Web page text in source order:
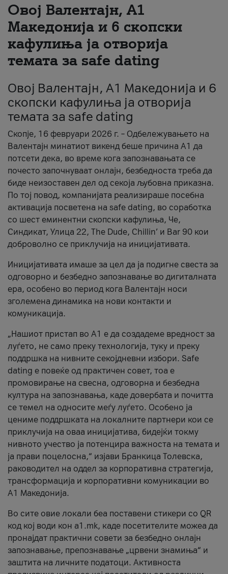
Овој Валентајн, A1
Македонија и 6 скопски
кафулиња ја отворија
темата за safe dating
Овој Валентајн, A1 Македонија и 6
скопски кафулиња ја отворија
темата за safe dating
Скопје, 16 февруари 2026 г. – Одбележувањето на
Валентајн минатиот викенд беше причина А1 да
потсети дека, во време кога запознавањата се
почесто започнуваат онлајн, безбедноста треба да
биде неизоставен дел од секоја љубовна приказна.
По тој повод, компанијата реализираше посебна
активација посветена на safe dating, во соработка
со шест еминентни скопски кафулиња, Че,
Синдикат, Улица 22, The Dude, Chillin’ и Bar 90 кои
доброволно се приклучија на иницијативата.
Иницијативата имаше за цел да ја подигне свеста за
одговорно и безбедно запознавање во дигиталната
ера, особено во период кога Валентајн носи
зголемена динамика на нови контакти и
комуникација.
„Нашиот пристап во А1 е да создадеме вредност за
луѓето, не само преку технологија, туку и преку
поддршка на нивните секојдневни избори. Safe
dating е повеќе од практичен совет, тоа е
промовирање на свесна, одговорна и безбедна
култура на запознавања, каде довербата и почитта
се темел на односите меѓу луѓето. Особено ја
цениме поддршката на локалните партнери кои се
приклучија на оваа иницијатива, бидејќи токму
нивното учество ја потенцира важноста на темата и
ја прави поцелосна,“ изјави Бранкица Толевска,
раководител на оддел за корпоративна стратегија,
трансформација и корпоративни комуникации во
А1 Македонија.
Во сите овие локали беа поставени стикери со QR
код кој води кон a1.mk, каде посетителите можеа да
пронајдат практични совети за безбедно онлајн
запознавање, препознавање „црвени знамиња“ и
заштита на личните податоци. Активноста